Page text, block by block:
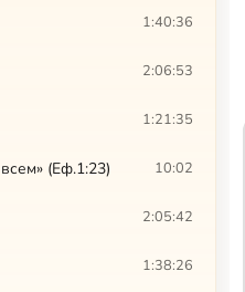
1:40:36
2:06:53
1:21:35
(Еф.1:23) 10:02
2:05:42
1:38:26